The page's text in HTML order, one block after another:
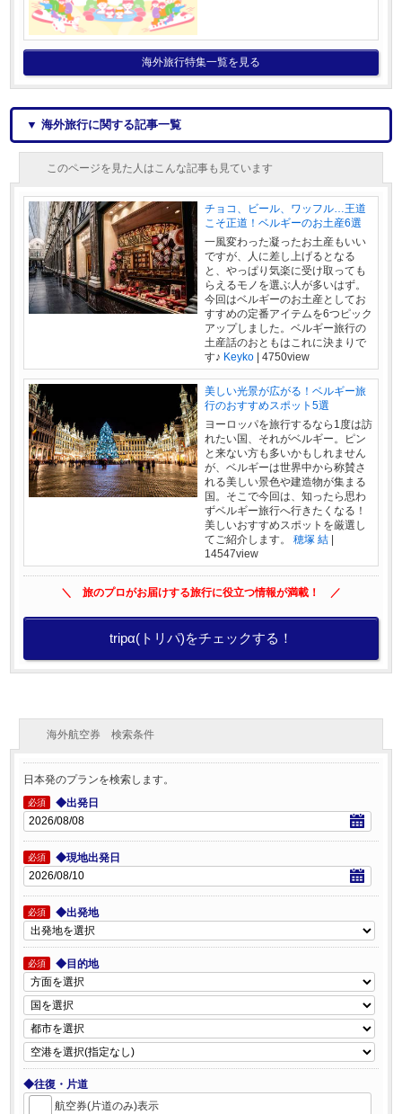
海外旅行特集一覧を見る
▼ 海外旅行に関する記事一覧
このページを見た人はこんな記事も見ています
チョコ、ビール、ワッフル…王道
こそ正道！ベルギーのお土産6選
一風変わった凝ったお土産もいい
ですが、人に差し上げるとなる
と、やっぱり気楽に受け取っても
らえるモノを選ぶ人が多いはず。
今回はベルギーのお土産としてお
すすめの定番アイテムを6つピック
アップしました。ベルギー旅行の
土産話のおともはこれに決まりで
す♪ Keyko| 4750view
美しい光景が広がる！ベルギー旅
行のおすすめスポット5選
ヨーロッパを旅行するなら1度は訪
れたい国、それがベルギー。ピン
と来ない方も多いかもしれません
が、ベルギーは世界中から称賛さ
れる美しい景色や建造物が集まる
国。そこで今回は、知ったら思わ
ずベルギー旅行へ行きたくなる！
美しいおすすめスポットを厳選し
てご紹介します。
穂塚 結|
14547view
＼ 旅のプロがお届けする旅行に役立つ情報が満載！ ／
tripα(トリパ)をチェックする！
海外航空券 検索条件
日本発のプランを検索します。
必須 ◆出発日
必須 ◆現地出発日
必須 ◆出発地
必須 ◆目的地
◆往復・片道
航空券(片道のみ)表示